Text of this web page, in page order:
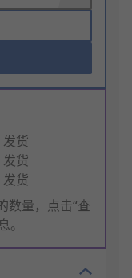
发货
发货
发货
量，点击“查